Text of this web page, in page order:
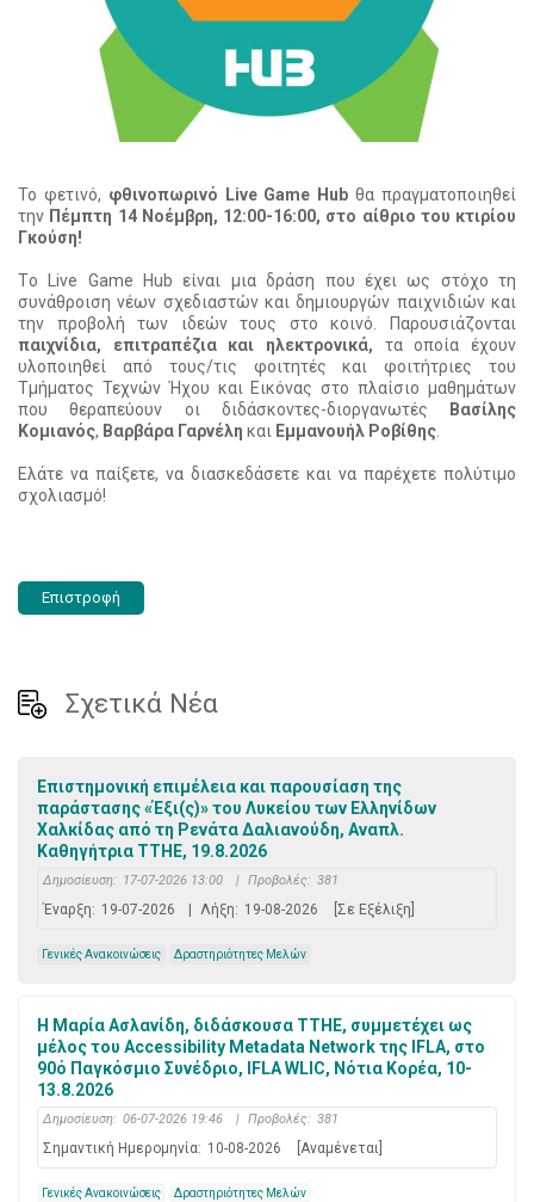
Το φετινό, φθινοπωρινό Live Game Hub θα πραγματοποιηθεί
την Πέμπτη 14 Νοέμβρη, 12:00-16:00, στο αίθριο του κτιρίου
Γκούση!
Tο Live Game Hub είναι μια δράση που έχει ως στόχο τη
συνάθροιση νέων σχεδιαστών και δημιουργών παιχνιδιών και
την προβολή των ιδεών τους στο κοινό. Παρουσιάζονται
παιχνίδια, επιτραπέζια και ηλεκτρονικά, τα οποία έχουν
υλοποιηθεί από τους/τις φοιτητές και φοιτήτριες του
Τμήματος Τεχνών Ήχου και Εικόνας στο πλαίσιο μαθημάτων
που θεραπεύουν οι διδάσκοντες-διοργανωτές
Βασίλης
Κομιανός, Βαρβάρα Γαρνέλη και Εμμανουήλ Ροβίθης
Ελάτε να παίξετε, να διασκεδάσετε και να παρέχετε πολύτιμο
σχολιασμό!
Επιστροφή
Σχετικά Νέα
Επιστημονική επιμέλεια και παρουσίαση της
παράστασης «Έξι(ς)» του Λυκείου των Ελληνίδων
Χαλκίδας από τη Ρενάτα Δαλιανούδη, Αναπλ.
Καθηγήτρια ΤΤΗΕ, 19.8.2026
Δημοσίευση: 17-07-2026 13:00 | Προβολές: 381
Έναρξη: 19-07-2026 Λήξη: 19-08-2026 [Σε Εξέλιξη]
Γενικές Ανακοινώσεις Δραστηριότητες Μελών
Η Μαρία Ασλανίδη, διδάσκουσα ΤΤΗΕ, συμμετέχει ως
μέλος του Accessibility Metadata Network της IFLA, στο
90ό Παγκόσμιο Συνέδριο, IFLA WLIC, Νότια Κορέα, 10-
13.8.2026
Δημοσίευση: 06-07-2026 19:46 | Προβολές: 381
Σημαντική Ημερομηνία: 10-08-2026 [Αναμένεται]
Γενικές Ανακοινώσεις Δραστηριότητες Μελών